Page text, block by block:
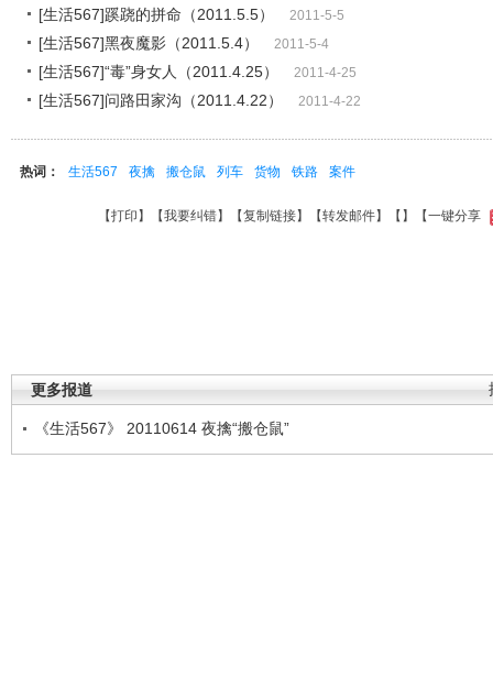
[生活567]蹊跷的拼命（2011.5.5） 2011-5-5
[生活567]黑夜魔影（2011.5.4） 2011-5-4
[生活567]“毒”身女人（2011.4.25） 2011-4-25
[生活567]问路田家沟（2011.4.22） 2011-4-22
热词： 生活567 夜擒 搬仓鼠 列车 货物 铁路 案件
【打印 】【我要纠错】【复制链接】【转发邮件】【 】 【一键分享
更多报道
《生活567》 20110614 夜擒“搬仓鼠”